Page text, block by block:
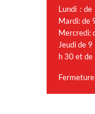
Lundi :
Mardi: de
Mercredi:
Jeudi de
h 30 et de